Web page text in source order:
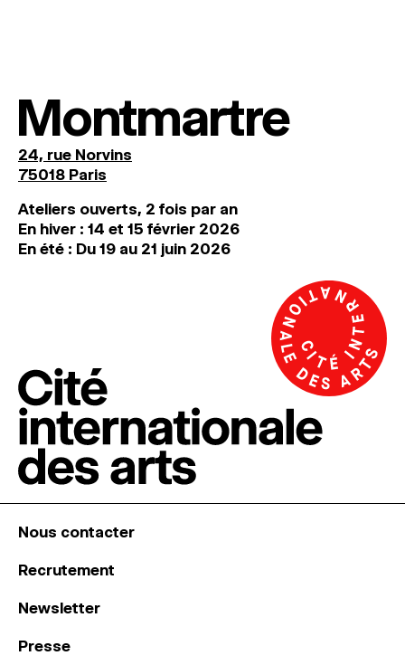
Montmartre
24, rue Norvins
75018 Paris
Ateliers ouverts, 2 fois par an
En hiver : 14 et 15 février 2026
En été : Du 19 au 21 juin 2026
Nous contacter
Recrutement
Newsletter
Presse